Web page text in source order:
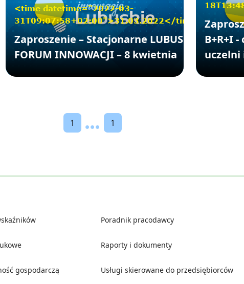
<time datetime="2022-03-
31T09:07:58+02:00">31.03.2022</time>
Zaproszenie – Stacjonarne LUBUSKIE
FORUM INNOWACJI – 8 kwietnia
B+R+I
1 1
gospodarczą
Poradnik pracodawcy
Raporty i dokumenty
Usługi skierowane do przedsiębiorców